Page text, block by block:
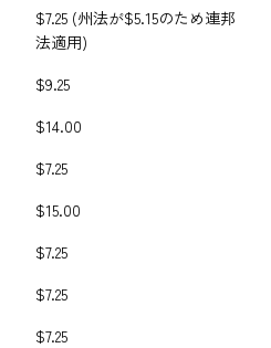
$7.25 (州法が$5.15のため連邦
法適用)
$9.25
$14.00
$7.25
$15.00
$7.25
$7.25
$7.25